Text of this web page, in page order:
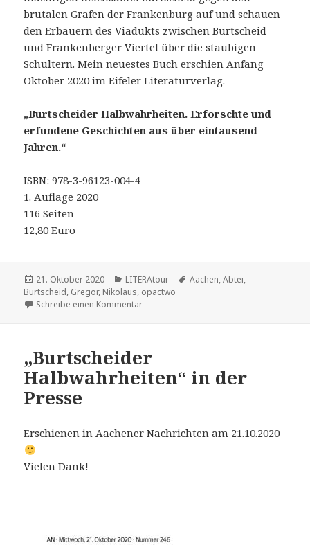
brutalen Grafen der Frankenburg auf und schauen
den Erbauern des Viadukts zwischen Burtscheid
und Frankenberger Viertel über die staubigen
Schultern. Mein neuestes Buch erschien Anfang
Oktober 2020 im Eifeler Literaturverlag.
„Burtscheider Halbwahrheiten. Erforschte und
erfundene Geschichten aus über eintausend
Jahren.“
ISBN: 978-3-96123-004-4
1. Auflage 2020
116 Seiten
12,80 Euro
Veröffentlicht
am
21. Oktober 2020 Kategorien
LITERAtour Schlagwörter
Aachen,Abtei,
Burtscheid, Gregor, Nikolaus, opactwo
Schreibe einen Kommentarzu Burtscheid ist schöner?
„Burtscheider
Halbwahrheiten“ in der
Presse
Erschienen in Aachener Nachrichten am 21.10.2020
Vielen Dank!